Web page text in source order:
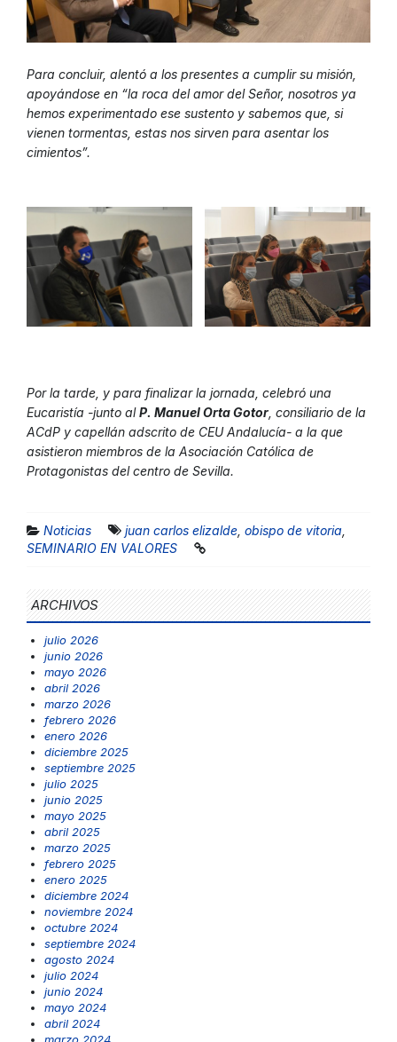
Para concluir, alentó a los presentes a cumplir su misión,
apoyándose en “la roca del amor del Señor, nosotros ya
hemos experimentado ese sustento y sabemos que, si
vienen tormentas, estas nos sirven para asentar los
cimientos”.
Por la tarde, y para finalizar la jornada, celebró una
Eucaristía -junto alP. Manuel Orta Gotor , consiliario de la
ACdP y capellán adscrito de CEU Andalucía- a la que
asistieron miembros de la Asociación Católica de
Protagonistas del centro de Sevilla.
Noticias juan carlos elizalde obispo de vitoria
SEMINARIO EN VALORES
ARCHIVOS
julio 2026
junio 2026
mayo 2026
abril 2026
marzo 2026
febrero 2026
enero 2026
diciembre 2025
septiembre 2025
julio 2025
junio 2025
mayo 2025
abril 2025
marzo 2025
febrero 2025
enero 2025
diciembre 2024
noviembre 2024
octubre 2024
septiembre 2024
agosto 2024
julio 2024
junio 2024
mayo 2024
abril 2024